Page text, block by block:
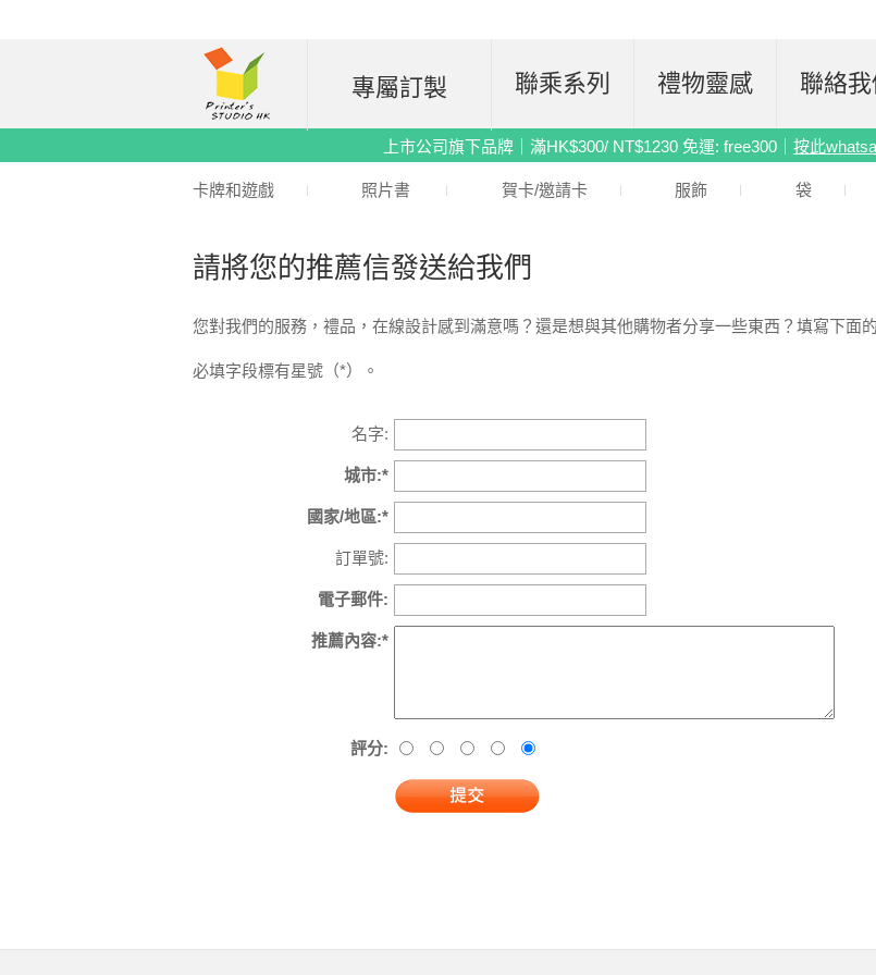
請將您的推薦信發送給我們
您對我們的服務，禮品，在線設計感到滿意嗎？還是想與其他購物者分享一些東西？填寫下面
必填字段標有星號（*）。
名字:
城市:*
國家/地區:*
訂單號:
電子郵件:
推薦內容:*
評分:
專屬訂製 聯乘系列 禮物靈感 聯絡我
上市公司旗下品牌｜滿HK$300/ NT$1230 免運: free300｜ 按此
卡牌和遊戲 照片書 賀卡/邀請卡 服飾 袋